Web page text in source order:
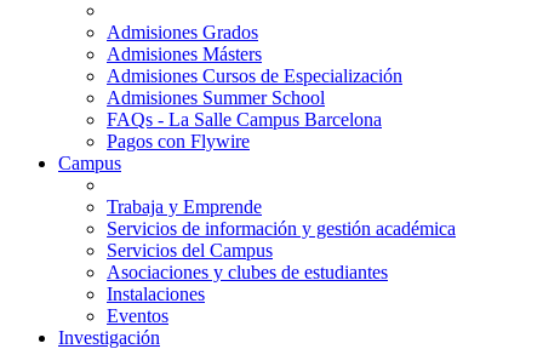
Admisiones Grados
Admisiones Másters
Admisiones Cursos de Especialización
Admisiones Summer School
FAQs - La Salle Campus Barcelona
Pagos con Flywire
Campus
Trabaja y Emprende
Servicios de información y gestión académica
Servicios del Campus
Asociaciones y clubes de estudiantes
Instalaciones
Eventos
Investigación